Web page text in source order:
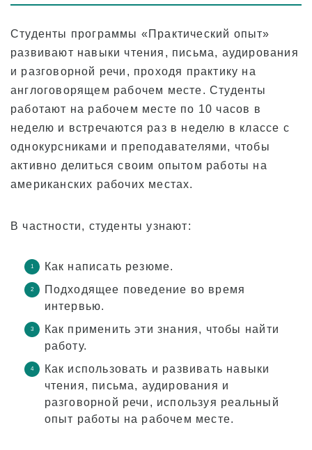
Студенты программы «Практический опыт»
развивают навыки чтения, письма, аудирования
и разговорной речи, проходя практику на
англоговорящем рабочем месте. Студенты
работают на рабочем месте по 10 часов в
неделю и встречаются раз в неделю в классе с
однокурсниками и преподавателями, чтобы
активно делиться своим опытом работы на
американских рабочих местах.
В частности, студенты узнают:
Как написать резюме.
Подходящее поведение во время
интервью.
Как применить эти знания, чтобы найти
работу.
Как использовать и развивать навыки
чтения, письма, аудирования и
разговорной речи, используя реальный
опыт работы на рабочем месте.